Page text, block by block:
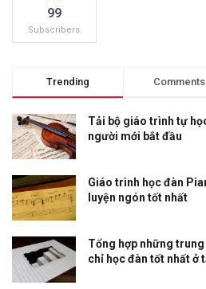
99
Subscribers
Trending Comments
Tải bộ giáo trình tự
người mới bắt đầu
Giáo trình học đàn
luyện ngón tốt nhất
Tổng hợp những
chỉ học đàn tốt nhất ở